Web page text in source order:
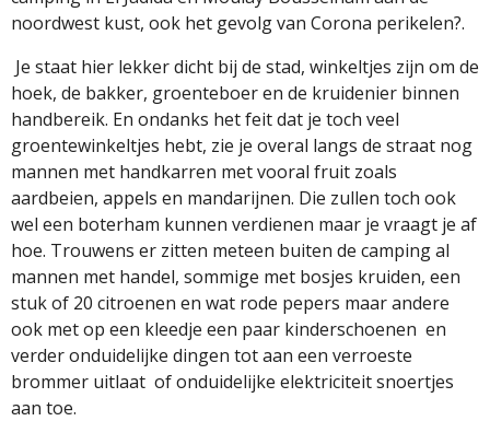
noordwest kust, ook het gevolg van Corona perikelen?.
Je staat hier lekker dicht bij de stad, winkeltjes zijn om de
hoek, de bakker, groenteboer en de kruidenier binnen
handbereik. En ondanks het feit dat je toch veel
groentewinkeltjes hebt, zie je overal langs de straat nog
mannen met handkarren met vooral fruit zoals
aardbeien, appels en mandarijnen. Die zullen toch ook
wel een boterham kunnen verdienen maar je vraagt je af
hoe. Trouwens er zitten meteen buiten de camping al
mannen met handel, sommige met bosjes kruiden, een
stuk of 20 citroenen en wat rode pepers maar andere
ook met op een kleedje een paar kinderschoenen en
verder onduidelijke dingen tot aan een verroeste
brommer uitlaat of onduidelijke elektriciteit snoertjes
aan toe.